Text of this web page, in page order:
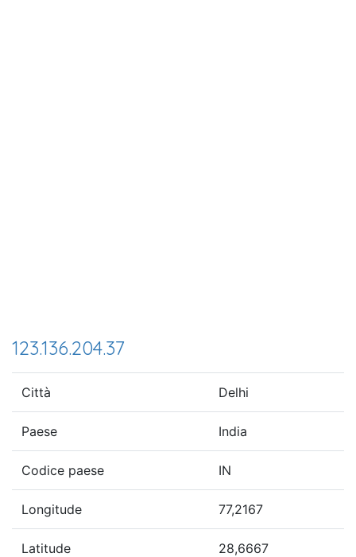
123.136.204.37
Città Delhi
Paese India
Codice paese IN
Longitude 77,2167
Latitude 28,6667